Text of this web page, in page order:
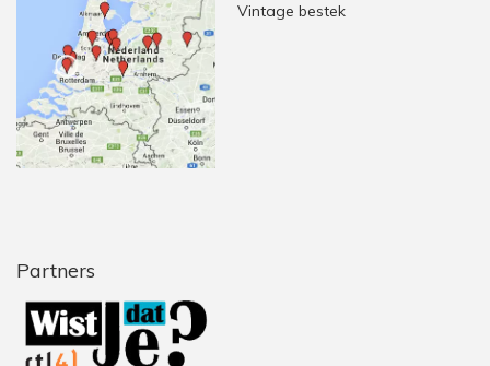
Vintage bestek
Partners